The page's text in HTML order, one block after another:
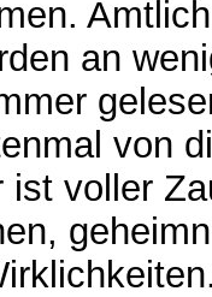
an
von
ist voller